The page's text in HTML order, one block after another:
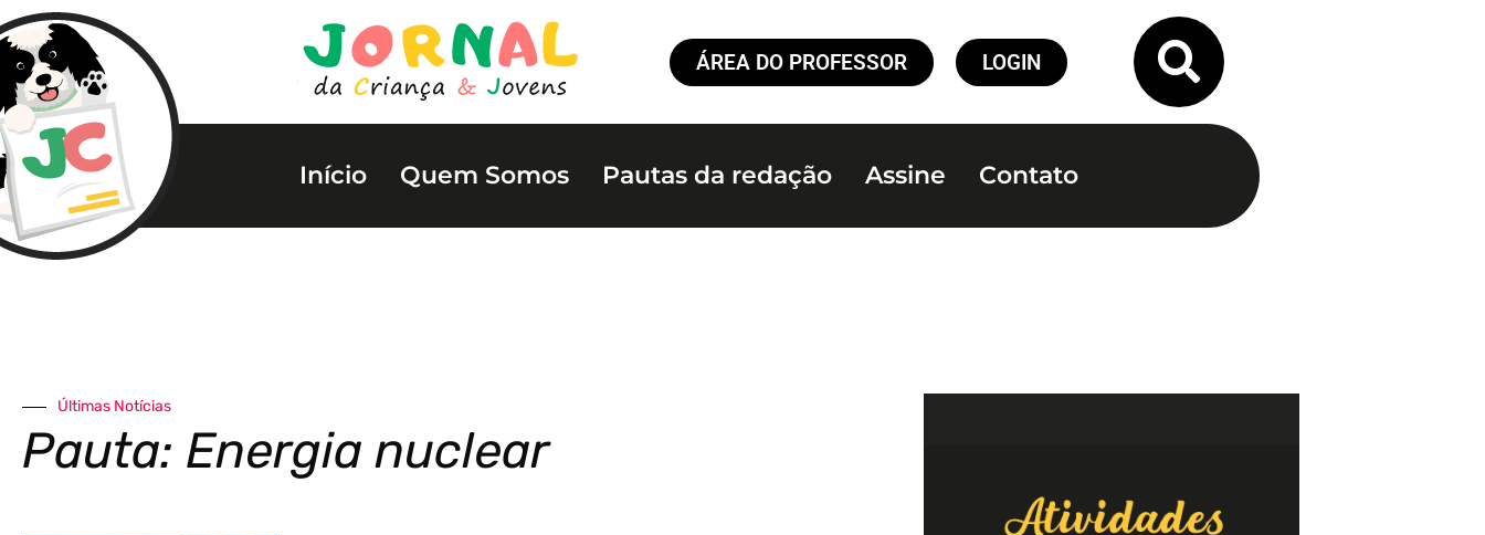
ÁREA DO PROFESSOR LOGIN
Início Quem Somos Pautas da redação Assine Contato
Últimas Notícias
Pauta: Energia nuclear